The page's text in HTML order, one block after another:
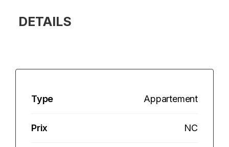
DETAILS
Type Appartement
Prix NC